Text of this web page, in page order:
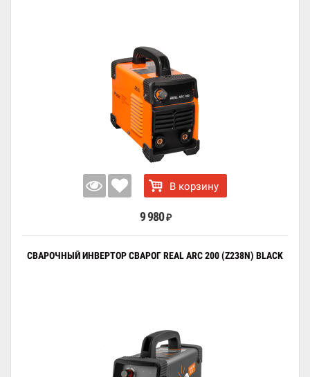
В корзину
9 980 ₽
СВАРОЧНЫЙ ИНВЕРТОР СВАРОГ REAL ARC 200 (Z238N) BLACK